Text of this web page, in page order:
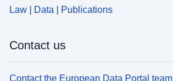
Law | Data | Publications
Contact us
Contact the European Data Portal team